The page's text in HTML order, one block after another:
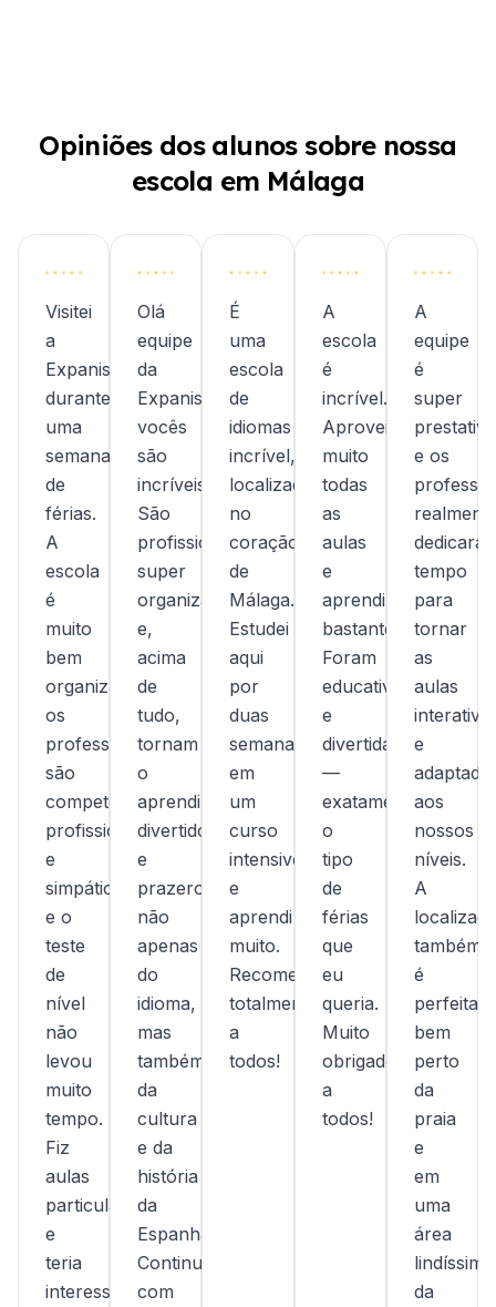
Opiniões dos alunos sobre nossa
escola em Málaga
Visitei
a
Expanish
durante
uma
semana
de
férias.
A
escola
é
muito
bem
organizada,
os
professores
são
competentes,
profissionais
e
simpáticos,
e o
teste
de
nível
não
levou
muito
tempo.
Fiz
aulas
particulares
e
teria
interesse
Olá
equipe
da
Expanish,
vocês
são
incríveis!
São
profissionais,
super
organizados
e,
acima
de
tudo,
tornam
o
aprendizado
divertido
e
prazeroso,
não
apenas
do
idioma,
mas
também
da
cultura
e da
história
da
Espanha.
Continuem
com
É
uma
escola
de
idiomas
incrível,
localizada
no
coração
de
Málaga.
Estudei
aqui
por
duas
semanas
em
um
curso
intensivo
e
aprendi
muito.
Recomendo
totalmente
a
todos!
A
escola
é
incrível.
Aproveitei
muito
todas
as
aulas
e
aprendi
bastante!
Foram
educativas
e
divertidas
—
exatamente
o
tipo
de
férias
que
eu
queria.
Muito
obrigado(a)
a
todos!
A
equipe
é
super
prestativa
e os
tempo
para
tornar
as
aulas
e
aos
nossos
níveis.
A
também
é
perfeita,
bem
perto
da
praia
e
em
uma
área
lindíssima
da